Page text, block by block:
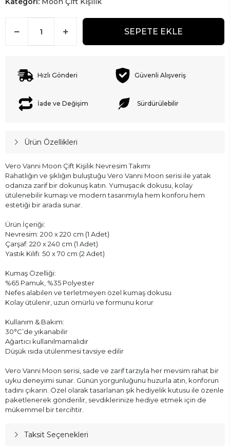
SEPETE EKLE
Hızlı Gönderi Güvenli Alışveriş
İade ve Değişim Sürdürülebilir
Ürün Özellikleri
Vero Vanni Moon Çift Kişilik Nevresim Takımı
Rahatlığın ve şıklığın buluştuğu Vero Vanni Moon serisi ile yatak
odanıza zarif bir dokunuş katın. Yumuşacık dokusu, kolay
ütülenebilir kumaşı ve modern tasarımıyla hem konforu hem
estetiği bir arada sunar.
Ürün İçeriği:
Nevresim: 200 x 220 cm (1 Adet)
Çarşaf: 220 x 240 cm (1 Adet)
Yastık Kılıfı: 50 x 70 cm (2 Adet)
Kumaş Özelliği:
%65 Pamuk, %35 Polyester
Nefes alabilen ve terletmeyen özel kumaş dokusu
Kolay ütülenir, uzun ömürlü ve formunu korur
Kullanım & Bakım:
30°C’de yıkanabilir
Ağartıcı kullanılmamalıdır
Düşük ısıda ütülenmesi tavsiye edilir
Vero Vanni Moon serisi, sade ve zarif tarzıyla her mevsim rahat bir
uyku deneyimi sunar. Günün yorgunluğunu huzurla atın, konforun
tadını çıkarın. Özel olarak tasarlanan şık hediyelik kutusu ile özenle
paketlenerek gönderilir, sevdiklerinize hediye etmek için de
mükemmel bir tercihtir.
Taksit Seçenekleri